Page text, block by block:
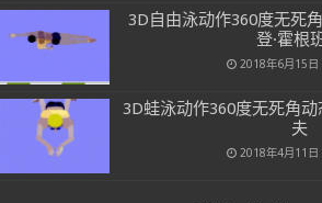
3D自由泳动作360度无死
登·霍根
2018年6月15日
3D蛙泳动作360度无死角
夫
2018年4月11日